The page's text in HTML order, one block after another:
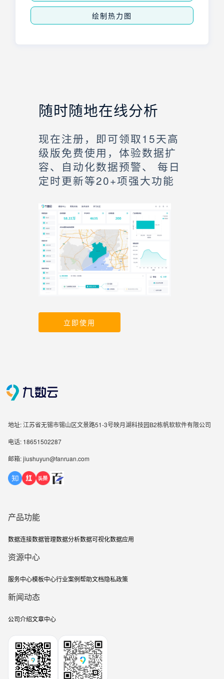
绘制热力图
随时随地在线分析
现在注册，即可领取15天高
级版免费使用，体验数据扩
容、自动化数据预警、 每日
定时更新等20+项强大功能
立即使用
地址: 江苏省无锡市锡山区文景路51-3号映月湖科技园B2栋帆软软件有限公司
电话: 18651502287
邮箱: jiushuyun@fanruan.com
产品功能
数据连接数据管理数据分析数据可视化数据应用
资源中心
服务中心模板中心行业案例帮助文档隐私政策
新闻动态
公司介绍文章中心